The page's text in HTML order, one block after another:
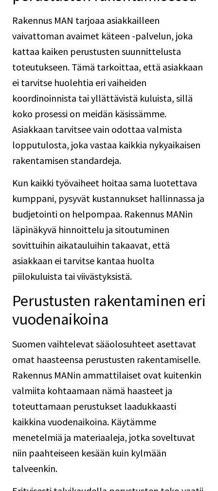
Rakennus MAN tarjoaa asiakkailleen
vaivattoman avaimet käteen -palvelun, joka
kattaa kaiken perustusten suunnittelusta
toteutukseen. Tämä tarkoittaa, että asiakkaan
ei tarvitse huolehtia eri vaiheiden
koordinoinnista tai yllättävistä kuluista, sillä
koko prosessi on meidän käsissämme.
Asiakkaan tarvitsee vain odottaa valmista
lopputulosta, joka vastaa kaikkia nykyaikaisen
rakentamisen standardeja.
Kun kaikki työvaiheet hoitaa sama luotettava
kumppani, pysyvät kustannukset hallinnassa ja
budjetointi on helpompaa. Rakennus MANin
läpinäkyvä hinnoittelu ja sitoutuminen
sovittuihin aikatauluihin takaavat, että
asiakkaan ei tarvitse kantaa huolta
piilokuluista tai viivästyksistä.
Perustusten rakentaminen eri
vuodenaikoina
Suomen vaihtelevat sääolosuhteet asettavat
omat haasteensa perustusten rakentamiselle.
Rakennus MANin ammattilaiset ovat kuitenkin
valmiita kohtaamaan nämä haasteet ja
toteuttamaan perustukset laadukkaasti
kaikkina vuodenaikoina. Käytämme
menetelmiä ja materiaaleja, jotka soveltuvat
niin paahteiseen kesään kuin kylmään
talveenkin.